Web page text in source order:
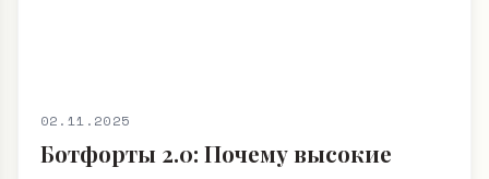
02.11.2025
Ботфорты 2.0: Почему высокие